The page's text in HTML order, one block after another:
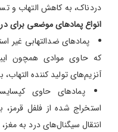
دردناک، به کاهش التهاب و
انواع پمادهای موضعی برای
که حاوی موادی همچون
آنزیم‌های تولید کننده
پمادهای حاوی
استخراج شده از فلفل
انتقال سیگنال‌های درد به